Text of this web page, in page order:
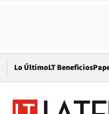
Lo ÚltimoLT Beneficios